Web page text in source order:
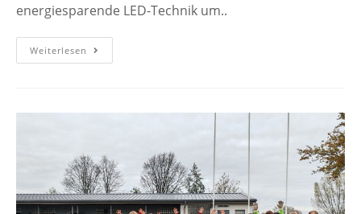
energiesparende LED-Technik um..
Weiterlesen